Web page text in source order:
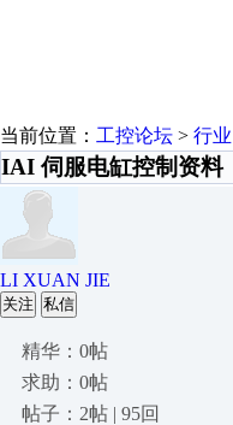
当前位置： 工控论坛 > 行业
IAI 伺服电缸控制资料
LI XUAN JIE
关注 私信
精华：0帖
求助：0帖
帖子：2帖 | 95回